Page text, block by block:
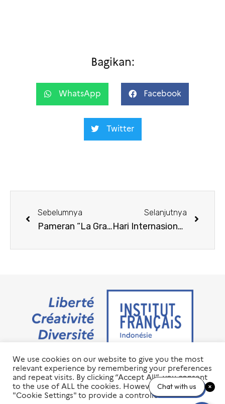
Bagikan:
WhatsApp Facebook
Twitter
Sebelumnya
Pameran “La Grande Histoire du Dessin Sans Fin” / The Great History of the Infinite Drawing” karya Elly Oldman
Selanjutnya
Hari Internasional Hidup Rukun dalam Damai
Jalan M.H. Thamrin No. 20 Jakarta Pusat 10350
+6221 23 55 79 00
info@ifi-id.com
© 2020 All Right Reserved
We use cookies on our website to give you the most
relevant experience by remembering your preferences
and repeat visits. By clicking “Accept All”, you consent
to the use of ALL the cookies. However, you may visit
"Cookie Settings" to provide a controlled consent.
Chat with us